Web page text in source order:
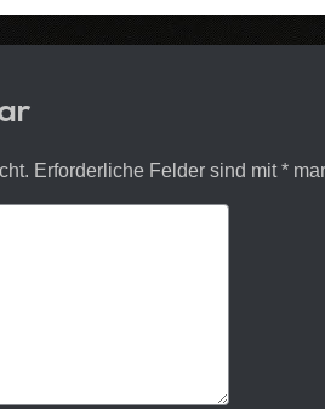
Erforderliche Felder sind mit*